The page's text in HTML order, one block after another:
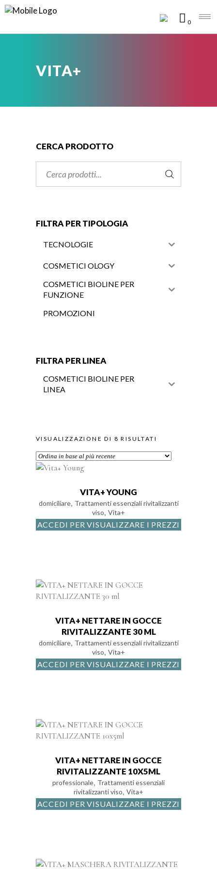
0
VITA+
VISUALIZZAZIONE DI 8 RISULTATI
VITA+ YOUNG
domiciliare, Trattamenti essenziali rivitalizzanti
viso, Vita+
ACCEDI PER VISUALIZZARE I PREZZI
VITA+ NETTARE IN GOCCE
RIVITALIZZANTE 30 ML
domiciliare, Trattamenti essenziali rivitalizzanti
viso, Vita+
ACCEDI PER VISUALIZZARE I PREZZI
VITA+ NETTARE IN GOCCE
RIVITALIZZANTE 10X5ML
professionale, Trattamenti essenziali
rivitalizzanti viso, Vita+
ACCEDI PER VISUALIZZARE I PREZZI
CERCA PRODOTTO
FILTRA PER TIPOLOGIA
TECNOLOGIE
COSMETICI OLOGY
COSMETICI BIOLINE PER
FUNZIONE
PROMOZIONI
FILTRA PER LINEA
COSMETICI BIOLINE PER
LINEA